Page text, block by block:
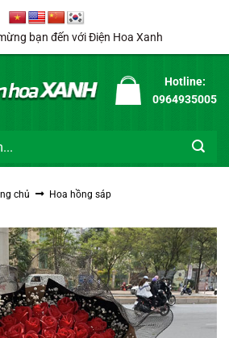
bạn đến với Điện Hoa Xanh
Hotline:
0964935005
chủ Hoa hồng sáp